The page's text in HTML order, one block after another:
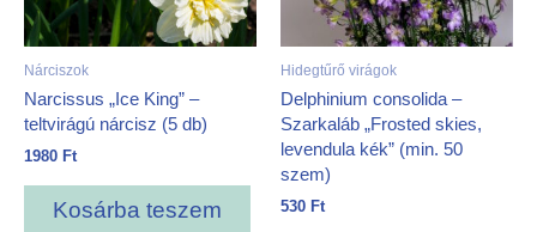
Nárciszok
Narcissus „Ice King” –
teltvirágú nárcisz (5 db)
1980 Ft
Kosárba teszem
Hidegtűrő virágok
Delphinium consolida –
Szarkaláb „Frosted skies,
levendula kék” (min. 50
szem)
530 Ft